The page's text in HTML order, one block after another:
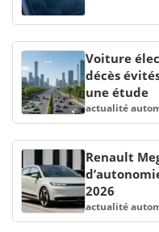
Voiture
décès
une étude
actualité
Renault
2026
actualité